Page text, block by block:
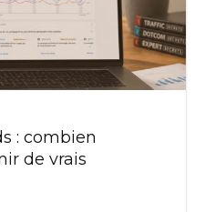
: combien
de vrais